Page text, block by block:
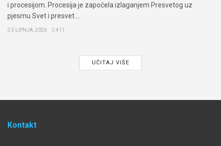
i procesijom. Procesija je započela izlaganjem Presvetog uz
pjesmu Svet i presvet....
5 LIPNJA, 2026 411
UČITAJ VIŠE
Kontakt